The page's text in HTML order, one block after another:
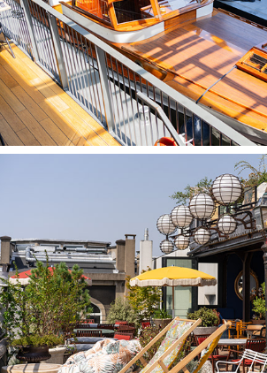
CCI Paris x Quai de la
CCI Paris x Le Toit de la